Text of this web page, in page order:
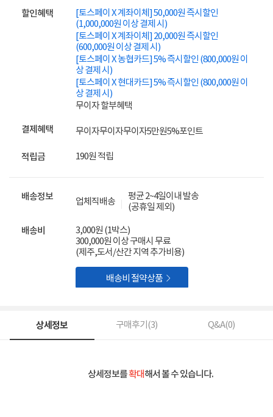
할인혜택
[토스페이 X 계좌이체] 50,000원 즉시할인
(1,000,000원 이상 결제 시)
[토스페이 X 계좌이체] 20,000원 즉시할인
(600,000원 이상 결제 시)
[토스페이 X 농협카드] 5% 즉시할인 (800,000원 이
상 결제 시)
[토스페이 X 현대카드] 5% 즉시할인 (800,000원 이
상 결제 시)
무이자 할부혜택
결제혜택 무이자무이자무이자5만원5%포인트
적립금 190원 적립
배송정보 업체직배송
평균 2~4일이내 발송
(공휴일 제외)
배송비
3,000원 (1박스)
300,000원 이상 구매시 무료
(제주,도서/산간 지역 추가비용)
배송비 절약상품 
상세정보 구매후기(3) Q&A(0)
상세정보를확대해서 볼 수 있습니다.